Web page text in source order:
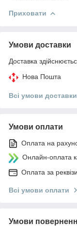
Приховати
Умови доставки
Доставка
Нова Пошта
Всі умови доставки
Умови оплати
Оплата на
Онлайн-оплата
Оплата за
Всі умови оплати
Умови